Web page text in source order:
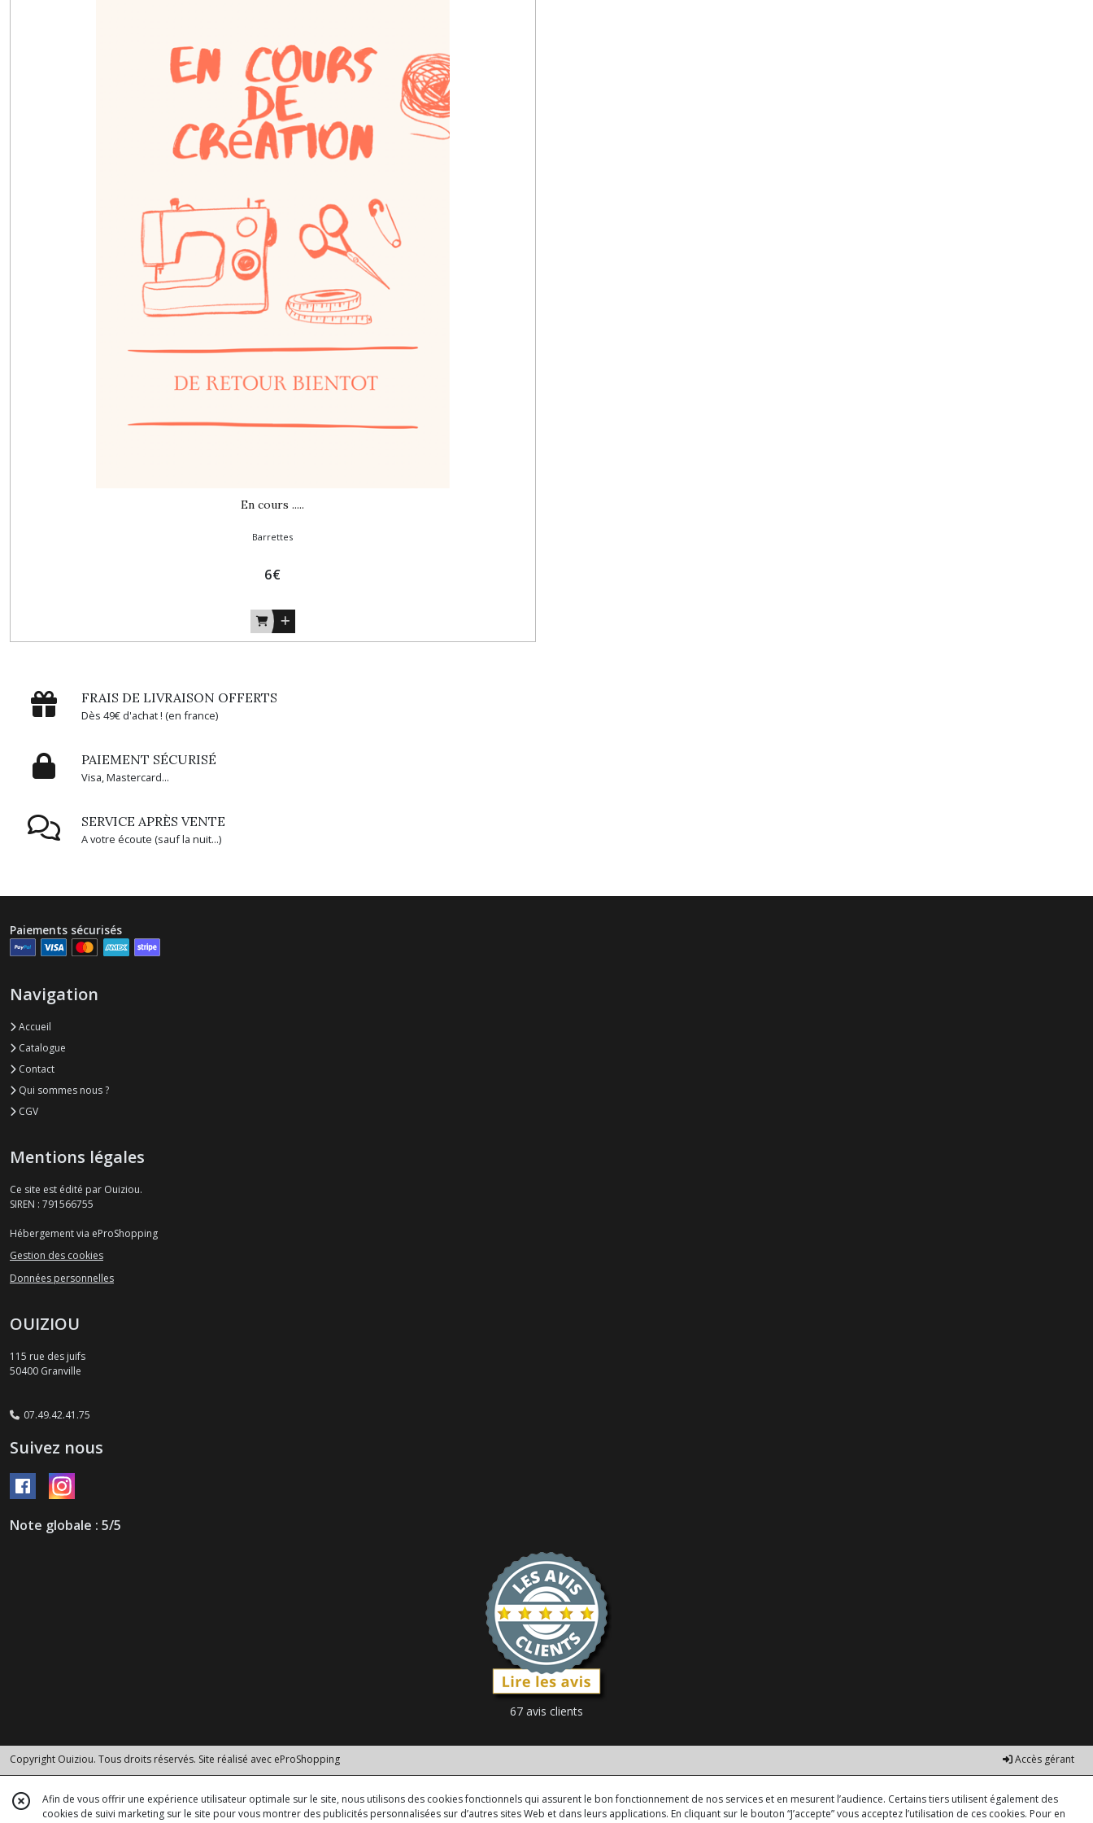
En cours .....
Barrettes
6€
FRAIS DE LIVRAISON OFFERTS
Dès 49€ d'achat ! (en france)
PAIEMENT SÉCURISÉ
Visa, Mastercard...
SERVICE APRÈS VENTE
A votre écoute (sauf la nuit...)
Paiements sécurisés
Navigation
Accueil
Catalogue
Contact
Qui sommes nous ?
CGV
Mentions légales
Ce site est édité par Ouiziou.
SIREN : 791566755
Hébergement via eProShopping
Gestion des cookies
Données personnelles
OUIZIOU
115 rue des juifs
50400 Granville
07.49.42.41.75
Suivez nous
Note globale : 5/5
67 avis clients
Copyright Ouiziou. Tous droits réservés. Site réalisé avec eProShopping Accès gérant
Afin de vous offrir une expérience utilisateur optimale sur le site, nous utilisons des cookies fonctionnels qui assurent le bon fonctionnement de nos services et en mesurent l’audience. Certains tiers utilisent également des
cookies de suivi marketing sur le site pour vous montrer des publicités personnalisées sur d’autres sites Web et dans leurs applications. En cliquant sur le bouton “J’accepte” vous acceptez l’utilisation de ces cookies. Pour en